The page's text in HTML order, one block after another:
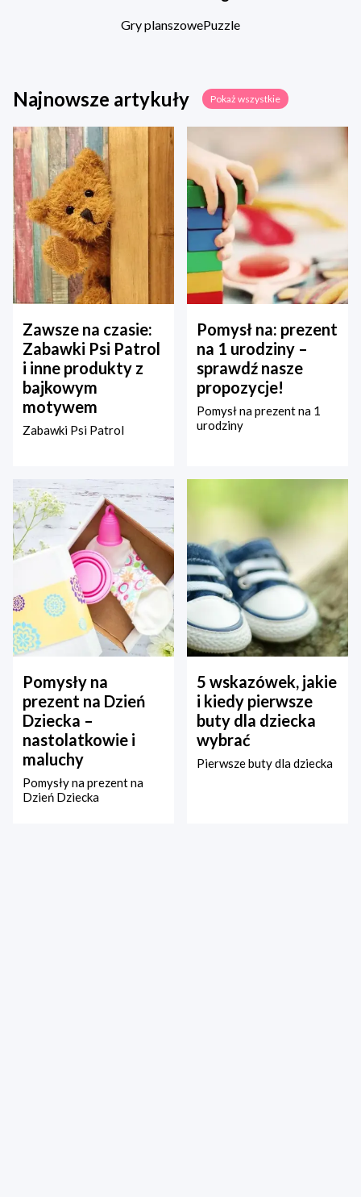
Gry planszowePuzzle
Najnowsze artykuły Pokaż wszystkie
Zawsze na czasie:
Zabawki Psi Patrol
i inne produkty z
bajkowym
motywem
Zabawki Psi Patrol
Pomysł na: prezent
na 1 urodziny –
sprawdź nasze
propozycje!
Pomysł na prezent na 1
urodziny
Pomysły na
prezent na Dzień
Dziecka –
nastolatkowie i
maluchy
Pomysły na prezent na
Dzień Dziecka
5 wskazówek, jakie
i kiedy pierwsze
buty dla dziecka
wybrać
Pierwsze buty dla dziecka